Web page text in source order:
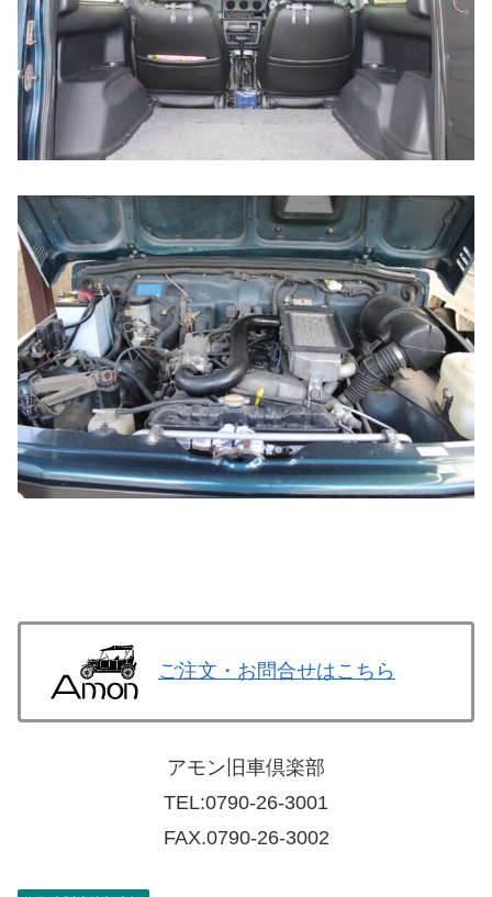
ご注文・お問合せはこちら
アモン旧車倶楽部
TEL:0790-26-3001
FAX.0790-26-3002